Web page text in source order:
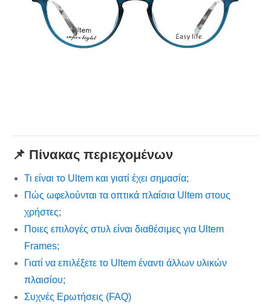
📌 Πίνακας περιεχομένων
Τι είναι το Ultem και γιατί έχει σημασία;
Πώς ωφελούνται τα οπτικά πλαίσια Ultem στους
χρήστες;
Ποιες επιλογές στυλ είναι διαθέσιμες για Ultem
Frames;
Γιατί να επιλέξετε το Ultem έναντι άλλων υλικών
πλαισίου;
Συχνές Ερωτήσεις (FAQ)